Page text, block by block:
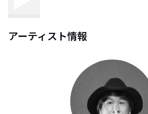
アーティスト情報